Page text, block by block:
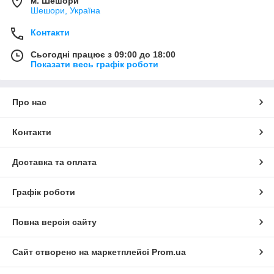
Шешори, Україна
Контакти
Сьогодні працює з 09:00 до 18:00
Показати весь графік роботи
Про нас
Контакти
Доставка та оплата
Графік роботи
Повна версія сайту
Сайт створено на маркетплейсі Prom.ua